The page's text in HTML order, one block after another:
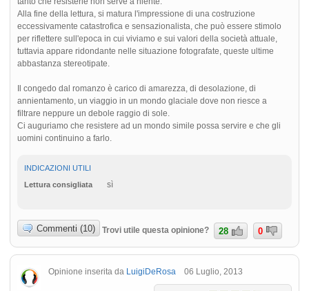
Alla fine della lettura, si matura l'impressione di una costruzione
eccessivamente catastrofica e sensazionalista, che può essere stimolo
per riflettere sull'epoca in cui viviamo e sui valori della società attuale,
tuttavia appare ridondante nelle situazione fotografate, queste ultime
abbastanza stereotipate.
Il congedo dal romanzo è carico di amarezza, di desolazione, di
annientamento, un viaggio in un mondo glaciale dove non riesce a
filtrare neppure un debole raggio di sole.
Ci auguriamo che resistere ad un mondo simile possa servire e che gli
uomini continuino a farlo.
INDICAZIONI UTILI
Lettura consigliata
sì
Commenti (10) Trovi utile questa opinione? 28 0
Opinione inserita da LuigiDeRosa 06 Luglio, 2013